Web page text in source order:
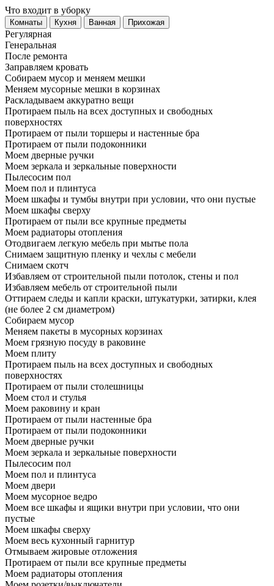
Что входит в уборку
Регу­лярная
Гене­ральная
После ремонта
Заправляем кровать
Собираем мусор и меняем мешки
Меняем мусорные мешки в корзинах
Раскладываем аккуратно вещи
Протираем пыль на всех доступных и свободных
поверхностях
Протираем от пыли торшеры и настенные бра
Протираем от пыли подоконники
Моем дверные ручки
Моем зеркала и зеркальные поверхности
Пылесосим пол
Моем пол и плинтуса
Моем шкафы и тумбы внутри при условии, что они пустые
Моем шкафы сверху
Протираем от пыли все крупные предметы
Моем радиаторы отопления
Отодвигаем легкую мебель при мытье пола
Снимаем защитную пленку и чехлы с мебели
Снимаем скотч
Избавляем от строительной пыли потолок, стены и пол
Избавляем мебель от строительной пыли
Оттираем следы и капли краски, штукатурки, затирки, клея
(не более 2 см диаметром)
Собираем мусор
Меняем пакеты в мусорных корзинах
Моем грязную посуду в раковине
Моем плиту
Протираем пыль на всех доступных и свободных
поверхностях
Протираем от пыли столешницы
Моем стол и стулья
Моем раковину и кран
Протираем от пыли настенные бра
Протираем от пыли подоконники
Моем дверные ручки
Моем зеркала и зеркальные поверхности
Пылесосим пол
Моем пол и плинтуса
Моем двери
Моем мусорное ведро
Моем все шкафы и ящики внутри при условии, что они
пустые
Моем шкафы сверху
Моем весь кухонный гарнитур
Отмываем жировые отложения
Протираем от пыли все крупные предметы
Моем радиаторы отопления